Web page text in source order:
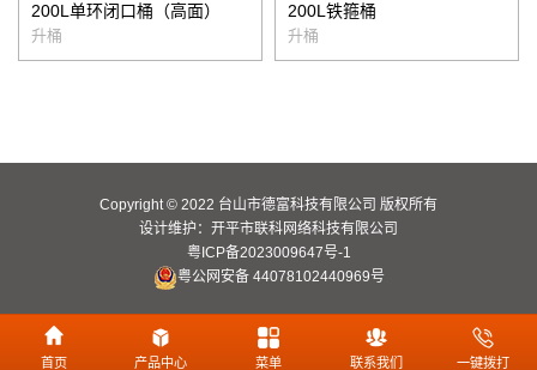
200L单环闭口桶（高面）
升桶
200L铁箍桶
升桶
Copyright © 2022 台山市德富科技有限公司 版权所有
设计维护： 开平市联科网络科技有限公司
粤ICP备2023009647号-1
粤公网安备 44078102440969号
首页 产品中心 菜单 联系我们 一键拨打